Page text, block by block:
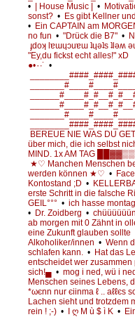
• | House Music | •
sonst? • Es gibt Kellner
• Ein CAPTAIN am
no fun • "Drück die B7" •
ɟdoʞ lɐɯɥɔuɐɯ ʇɥǝʇs ʇlǝʍ
"Ey,du fickst echt alles!" xD
●•٠·˙ •
BEREUE NIE WAS DU
über mich, die ich selbst
MIND. 1x AM TAG
★♡ Manchen Menschen
werden können ★♡ •
Kontostand ;D •
erste Schritt in die falsche
GEIL°°° • ich hasse
• Dr. Zoidberg • chüüüüüün
ab morgen mit 0 Zähnt in
eine Zukunft glauben sollte
Alkoholiker/innen • Wenn
schlafen kann. • Hat das
entscheidet wer
sich!▄ • mog i ned, wü i
Menschen seines Lebens,
*ωєnn nur єiinma ℓ .. aℓℓєs
Lachen sieht und trotzdem
rein ! ;-) • I ღ M ù $ ì K •